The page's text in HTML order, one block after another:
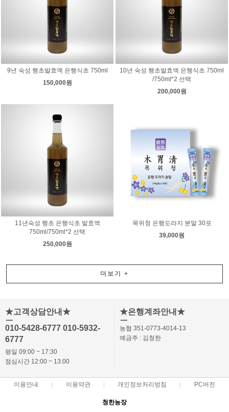
9년 숙성 행초발효액 은행식초 750ml
150,000원
10년 숙성 행초발효액 은행식초 750ml
/750ml*2 선택
200,000원
11년숙성 행초 은행식초 발효액
750ml/750ml*2 선택
250,000원
목위청 은행도라지 분말 30포
39,000원
더보기 +
★고객상담안내★
ㅡ
010-5428-6777 010-5932-
6777
평일 09:00 ~ 17:30
점심시간 12:00 ~ 13:00
★은행계좌안내★
ㅡ
농협 351-0773-4014-13
예금주 : 김청한
이용안내 이용약관 개인정보처리방침 PC버전
청한농장